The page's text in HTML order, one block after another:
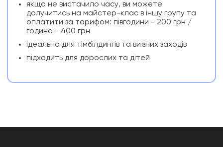
якщо не вистачило часу, ви можете
долучитись на майстер-клас в іншу групу та
оплатити за тарифом: півгодини - 200 грн /
година - 400 грн
ідеально для тімбілдингів та виїзних заходів
підходить для дорослих та дітей